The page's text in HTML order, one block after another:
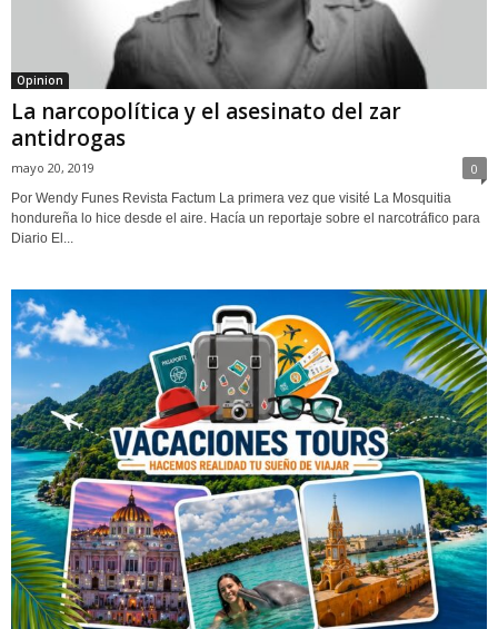
Opinion
La narcopolítica y el asesinato del zar
antidrogas
mayo 20, 2019 0
Por Wendy Funes Revista Factum La primera vez que visité La Mosquitia
hondureña lo hice desde el aire. Hacía un reportaje sobre el narcotráfico para
Diario El...